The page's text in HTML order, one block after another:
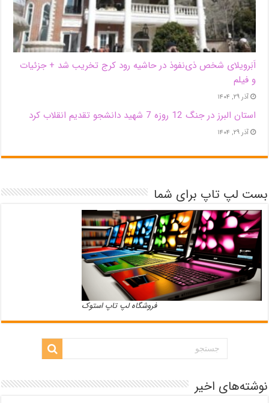
اَبَر‌ویلای شخص ذی‌نفوذ در حاشیه‌ رود کرج تخریب شد + جزئیات
و فیلم
آذر ۲۹, ۱۴۰۴
استان البرز در جنگ 12 روزه 7 شهید دانشجو تقدیم انقلاب کرد
آذر ۲۹, ۱۴۰۴
بست لپ تاپ برای شما
فروشگاه لپ تاپ استوک
نوشته‌های اخیر